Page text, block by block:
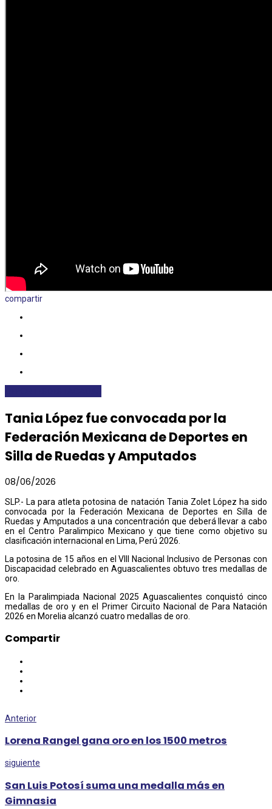
compartir
Tania López fue convocada por la
Federación Mexicana de Deportes en
Silla de Ruedas y Amputados
08/06/2026
SLP.- La para atleta potosina de natación Tania Zolet López ha sido
convocada por la Federación Mexicana de Deportes en Silla de
Ruedas y Amputados a una concentración que deberá llevar a cabo
en el Centro Paralimpico Mexicano y que tiene como objetivo su
clasificación internacional en Lima, Perú 2026.
La potosina de 15 años en el VIII Nacional Inclusivo de Personas con
Discapacidad celebrado en Aguascalientes obtuvo tres medallas de
oro.
En la Paralimpiada Nacional 2025 Aguascalientes conquistó cinco
medallas de oro y en el Primer Circuito Nacional de Para Natación
2026 en Morelia alcanzó cuatro medallas de oro.
Compartir
Anterior
Lorena Rangel gana oro en los 1500 metros
siguiente
San Luis Potosí suma una medalla más en
Gimnasia